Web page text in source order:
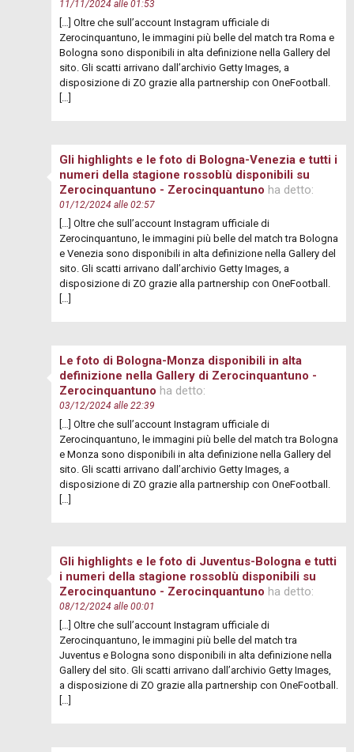
11/11/2024 alle 01:53
[…] Oltre che sull’account Instagram ufficiale di
Zerocinquantuno, le immagini più belle del match tra Roma e
Bologna sono disponibili in alta definizione nella Gallery del
sito. Gli scatti arrivano dall’archivio Getty Images, a
disposizione di ZO grazie alla partnership con OneFootball.
Gli highlights e le foto di Bologna-Venezia e tutti i
numeri della stagione rossoblù disponibili su
Zerocinquantuno - Zerocinquantuno ha detto:
01/12/2024 alle 02:57
[…] Oltre che sull’account Instagram ufficiale di
Zerocinquantuno, le immagini più belle del match tra Bologna
e Venezia sono disponibili in alta definizione nella Gallery del
sito. Gli scatti arrivano dall’archivio Getty Images, a
disposizione di ZO grazie alla partnership con OneFootball.
Le foto di Bologna-Monza disponibili in alta
definizione nella Gallery di Zerocinquantuno -
Zerocinquantuno ha detto:
03/12/2024 alle 22:39
[…] Oltre che sull’account Instagram ufficiale di
Zerocinquantuno, le immagini più belle del match tra Bologna
e Monza sono disponibili in alta definizione nella Gallery del
sito. Gli scatti arrivano dall’archivio Getty Images, a
disposizione di ZO grazie alla partnership con OneFootball.
Gli highlights e le foto di Juventus-Bologna e tutti
i numeri della stagione rossoblù disponibili su
Zerocinquantuno - Zerocinquantuno ha detto:
08/12/2024 alle 00:01
[…] Oltre che sull’account Instagram ufficiale di
Zerocinquantuno, le immagini più belle del match tra
Juventus e Bologna sono disponibili in alta definizione nella
Gallery del sito. Gli scatti arrivano dall’archivio Getty Images,
a disposizione di ZO grazie alla partnership con OneFootball.